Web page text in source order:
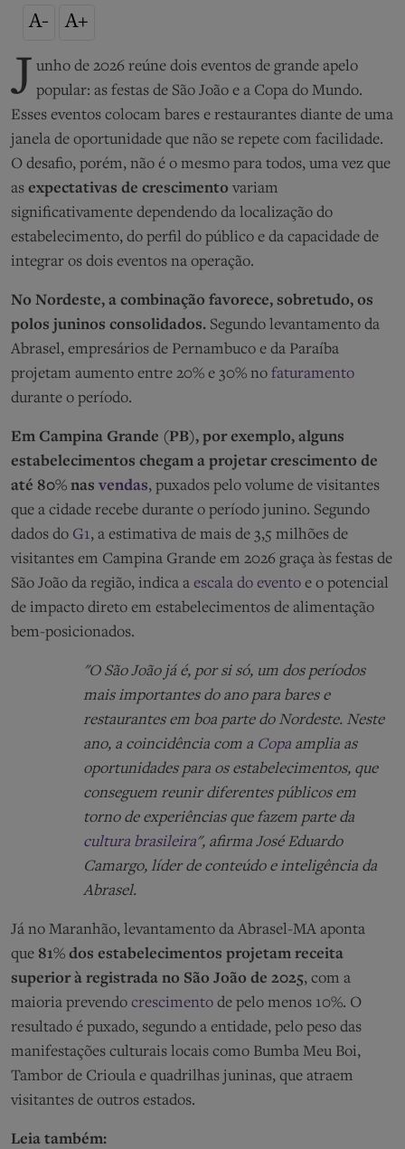
A- A+
J unho de 2026 reúne dois eventos de grande apelo
popular: as festas de São João e a Copa do Mundo.
Esses eventos colocam bares e restaurantes diante de uma
janela de oportunidade que não se repete com facilidade.
O desafio, porém, não é o mesmo para todos, uma vez que
as expectativas de crescimento variam
significativamente dependendo da localização do
estabelecimento, do perfil do público e da capacidade de
integrar os dois eventos na operação.
No Nordeste, a combinação favorece, sobretudo, os
polos juninos consolidados. Segundo levantamento da
Abrasel, empresários de Pernambuco e da Paraíba
projetam aumento entre 20% e 30% no faturamento
durante o período.
Em Campina Grande (PB), por exemplo, alguns
estabelecimentos chegam a projetar crescimento de
até 80% nas vendas, puxados pelo volume de visitantes
que a cidade recebe durante o período junino. Segundo
dados do G1, a estimativa de mais de 3,5 milhões de
visitantes em Campina Grande em 2026 graça às festas de
São João da região, indica a escala do evento e o potencial
de impacto direto em estabelecimentos de alimentação
bem-posicionados.
"O São João já é, por si só, um dos períodos
mais importantes do ano para bares e
restaurantes em boa parte do Nordeste. Neste
ano, a coincidência com a Copa amplia as
oportunidades para os estabelecimentos, que
conseguem reunir diferentes públicos em
torno de experiências que fazem parte da
cultura brasileira", afirma José Eduardo
Camargo, líder de conteúdo e inteligência da
Abrasel.
Já no Maranhão, levantamento da Abrasel-MA aponta
que 81% dos estabelecimentos projetam receita
superior à registrada no São João de 2025, com a
maioria prevendo crescimento de pelo menos 10%. O
resultado é puxado, segundo a entidade, pelo peso das
manifestações culturais locais como Bumba Meu Boi,
Tambor de Crioula e quadrilhas juninas, que atraem
visitantes de outros estados.
Leia também: